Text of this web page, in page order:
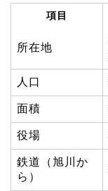
項目
所在地
人口
面積
役場
鉄道（旭川か
ら）